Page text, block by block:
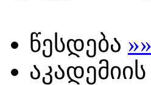
წესდება